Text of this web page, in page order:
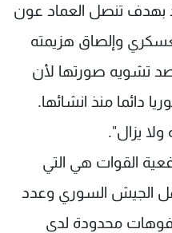
بهدف تنصل العماد عون
وإلصاق هزيمته
تشويه صورتها لأن
دائما منذ انشائها.
يزال".
القوات هي التي
الجيش السوري وعدد
فوهات محدودة لدى